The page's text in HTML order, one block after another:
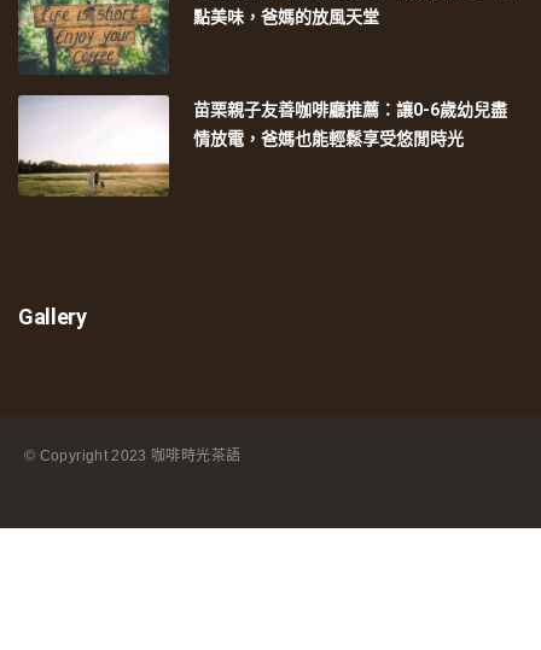
點美味，爸媽的放風天堂
苗栗親子友善咖啡廳推薦：讓0-6歲幼兒盡
情放電，爸媽也能輕鬆享受悠閒時光
Gallery
© Copyright 2023 咖啡時光茶語